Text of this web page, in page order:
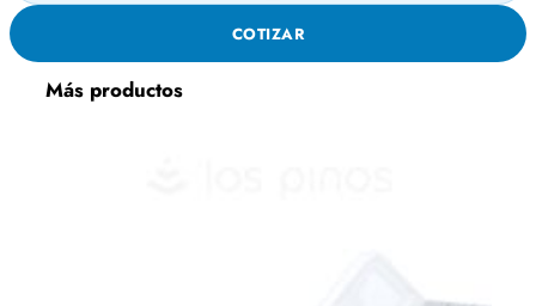
HOSPITALARIA
PARA
SALUD
MENTAL
COTIZAR
Más productos